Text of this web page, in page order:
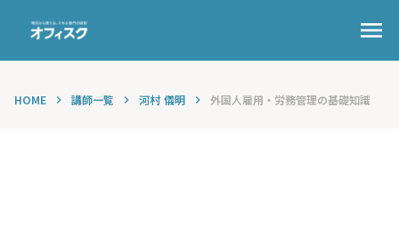
HOME keyboard_arrow_right 講師一覧 keyboard_arrow_right 河村 儀明 keyboard_arrow_right 外国人雇用・労務管理の基礎知識
menu